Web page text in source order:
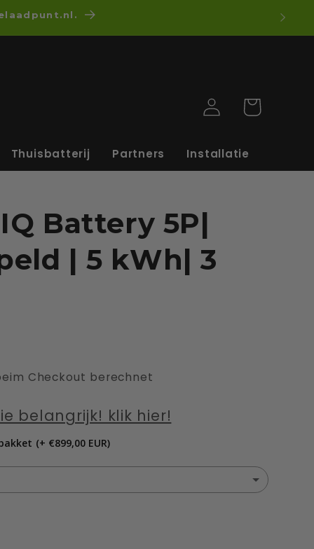
Thuisbatterij Partners Installatie
EinloggenWarenkorb
Battery 5P|
| 5 kWh| 3
Checkout berechnet
belangrijk! klik hier!
(+ €899,00 EUR)